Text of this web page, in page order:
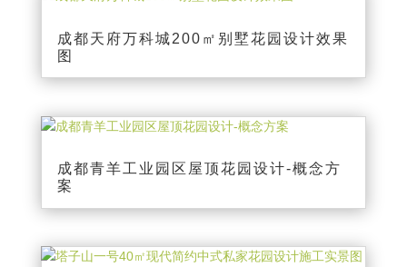
成都天府万科城200㎡别墅花园设计效果
图
成都青羊工业园区屋顶花园设计-概念方
案